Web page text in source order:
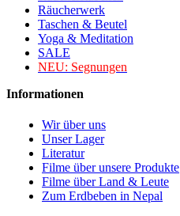
Räucherwerk
Taschen & Beutel
Yoga & Meditation
SALE
NEU: Segnungen
Informationen
Wir über uns
Unser Lager
Literatur
Filme über unsere Produkte
Filme über Land & Leute
Zum Erdbeben in Nepal